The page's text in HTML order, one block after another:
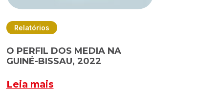
Relatórios
O PERFIL DOS MEDIA NA
GUINÉ-BISSAU, 2022
Leia mais